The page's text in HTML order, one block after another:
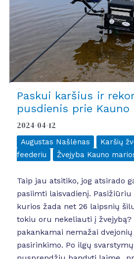
Paskui karšius ir
pusdienis prie Kauno
2024-04-12
Augustas Našlėnas Karšių
feederiu
Žvejyba Kauno
Taip jau atsitiko, jog atsirado
pasiimti laisvadienį. Pasižiūriu
kurios žada net 26 laipsnių
tokiu oru nekeliauti į žvejybą?
pakankamai nemažai
pasirinkimo. Po ilgų